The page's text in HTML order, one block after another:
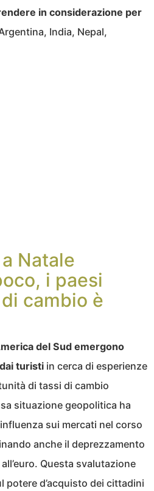
in considerazione per
India, Nepal,
Natale
i paesi
cambio è
del Sud emergono
turisti in cerca di esperienze
di tassi di cambio
situazione geopolitica ha
sui mercati nel corso
anche il deprezzamento
Questa svalutazione
d’acquisto dei cittadini